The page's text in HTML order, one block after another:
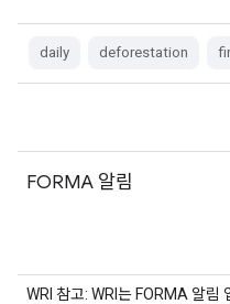
daily deforestation
FORMA 알림
WRI 참고: WRI는 FORMA 알림